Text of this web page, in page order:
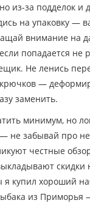
из-за подделок и
на упаковку —
внимание на
попадается не
Не ленись
крючков —
заменить.
минимум, но
не забывай про
честные
купил хороший
из Приморья